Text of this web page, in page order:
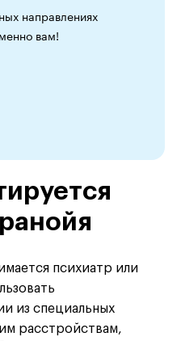
направлениях
вам!
психиатр или
из специальных
расстройствам,